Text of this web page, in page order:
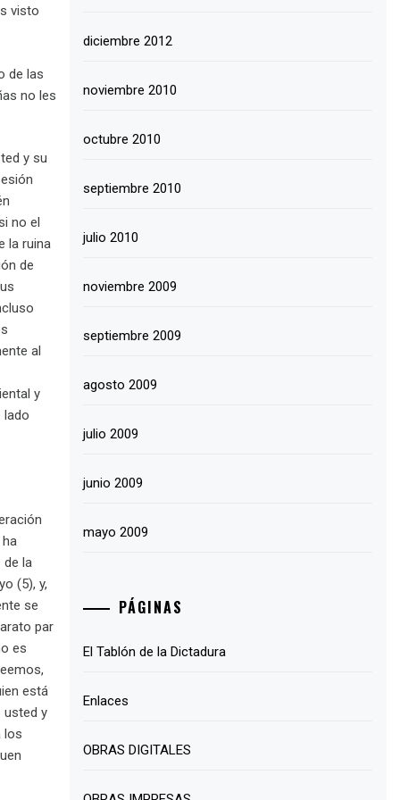
visto
de las
no les
y su
no el
la ruina
de
al
y
lado
la
(5), y,
se
par
es
está
usted y
los
diciembre 2012
noviembre 2010
octubre 2010
septiembre 2010
julio 2010
noviembre 2009
septiembre 2009
agosto 2009
julio 2009
junio 2009
mayo 2009
PÁGINAS
El Tablón de la Dictadura
Enlaces
OBRAS DIGITALES